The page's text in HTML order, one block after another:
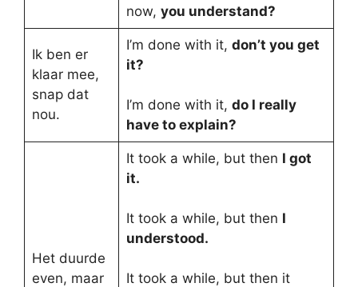
now, you understand?
Ik ben er
klaar mee,
snap dat
nou.
I’m done with it, don’t you get
it?
I’m done with it, do I really
have to explain?
Het duurde
even, maar
It took a while, but then I got
it.
It took a while, but then I
understood.
It took a while, but then it